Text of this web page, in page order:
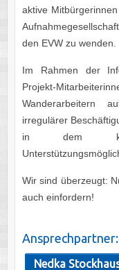
aktive
den EVW zu wenden.
Im Rahmen der
Projekt-
Wanderarbeitern
irregulärer
in dem
Wir sind überzeugt:
auch einfordern!
Ansprechpartner:
Nedka